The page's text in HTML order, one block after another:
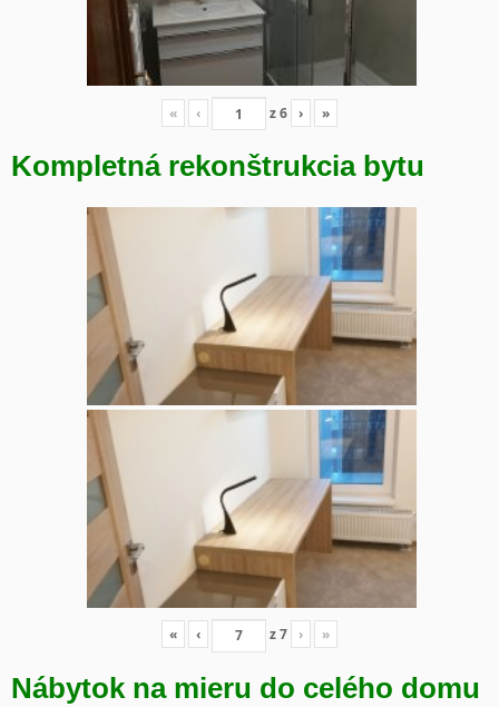
« ‹ z6 › »
Kompletná rekonštrukcia bytu
« ‹ z7 › »
Nábytok na mieru do celého domu